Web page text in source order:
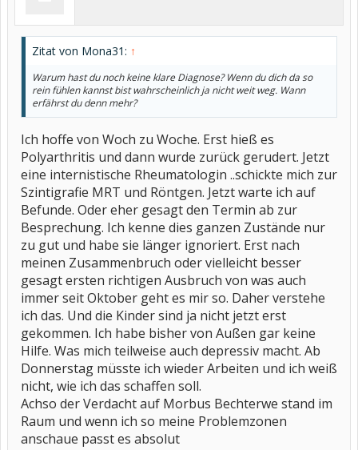
Zitat von Mona31: ↑
Warum hast du noch keine klare Diagnose? Wenn du dich da so
rein fühlen kannst bist wahrscheinlich ja nicht weit weg. Wann
erfährst du denn mehr?
Ich hoffe von Woch zu Woche. Erst hieß es
Polyarthritis und dann wurde zurück gerudert. Jetzt
eine internistische Rheumatologin ..schickte mich zur
Szintigrafie MRT und Röntgen. Jetzt warte ich auf
Befunde. Oder eher gesagt den Termin ab zur
Besprechung. Ich kenne dies ganzen Zustände nur
zu gut und habe sie länger ignoriert. Erst nach
meinen Zusammenbruch oder vielleicht besser
gesagt ersten richtigen Ausbruch von was auch
immer seit Oktober geht es mir so. Daher verstehe
ich das. Und die Kinder sind ja nicht jetzt erst
gekommen. Ich habe bisher von Außen gar keine
Hilfe. Was mich teilweise auch depressiv macht. Ab
Donnerstag müsste ich wieder Arbeiten und ich weiß
nicht, wie ich das schaffen soll.
Achso der Verdacht auf Morbus Bechterwe stand im
Raum und wenn ich so meine Problemzonen
anschaue passt es absolut